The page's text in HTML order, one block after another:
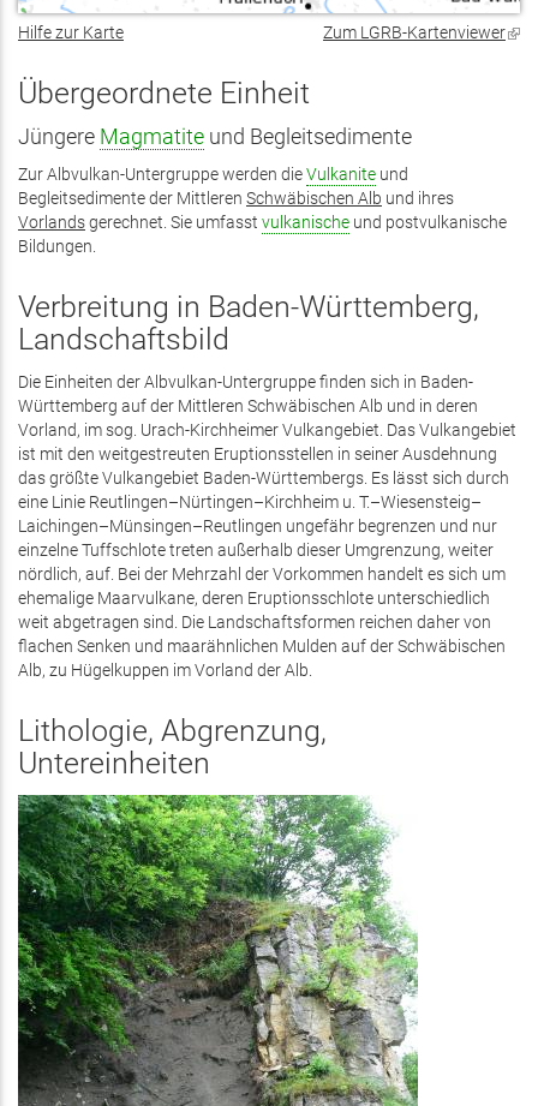
Hilfe zur Karte Zum LGRB-Kartenviewer
Übergeordnete Einheit
Jüngere Magmatite und Begleitsedimente
Zur Albvulkan-Untergruppe werden dieVulkanite und
Begleitsedimente der Mittleren Schwäbischen Alb und ihres
Vorlandsgerechnet. Sie umfasst vulkanische und postvulkanische
Bildungen.
Verbreitung in Baden-Württemberg,
Landschaftsbild
Die Einheiten der Albvulkan-Untergruppe finden sich in Baden-
Württemberg auf der Mittleren Schwäbischen Alb und in deren
Vorland, im sog. Urach-Kirchheimer Vulkangebiet. Das Vulkangebiet
ist mit den weitgestreuten Eruptionsstellen in seiner Ausdehnung
das größte Vulkangebiet Baden-Württembergs. Es lässt sich durch
eine Linie Reutlingen–Nürtingen–Kirchheim u. T.–Wiesensteig–
Laichingen–Münsingen–Reutlingen ungefähr begrenzen und nur
einzelne Tuffschlote treten außerhalb dieser Umgrenzung, weiter
nördlich, auf. Bei der Mehrzahl der Vorkommen handelt es sich um
ehemalige Maarvulkane, deren Eruptionsschlote unterschiedlich
weit abgetragen sind. Die Landschaftsformen reichen daher von
flachen Senken und maarähnlichen Mulden auf der Schwäbischen
Alb, zu Hügelkuppen im Vorland der Alb.
Lithologie, Abgrenzung,
Untereinheiten